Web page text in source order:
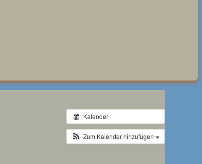
Kalender
Zum Kalender hinzufügen